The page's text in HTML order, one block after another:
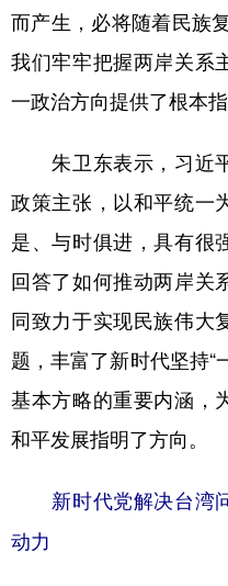
而产生，必将随着民族
我们牢牢把握两岸关系
一政治方向提供了根本指
朱卫东表示，习近
政策主张，以和平统一
是、与时俱进，具有很
回答了如何推动两岸关
同致力于实现民族伟大
题，丰富了新时代坚持“
基本方略的重要内涵，
和平发展指明了方向。
新时代党解决台湾
动力